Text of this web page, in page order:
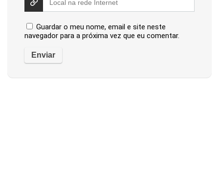
Guardar o meu nome, email e site neste
navegador para a próxima vez que eu comentar.